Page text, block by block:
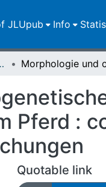
JLUpub Info
Pferd :
Quotable link